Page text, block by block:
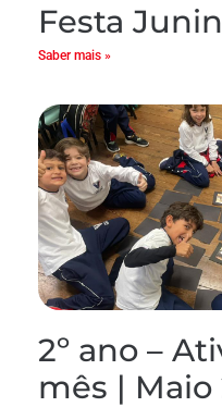
Festa
Saber mais »
2º ano –
mês | Maio